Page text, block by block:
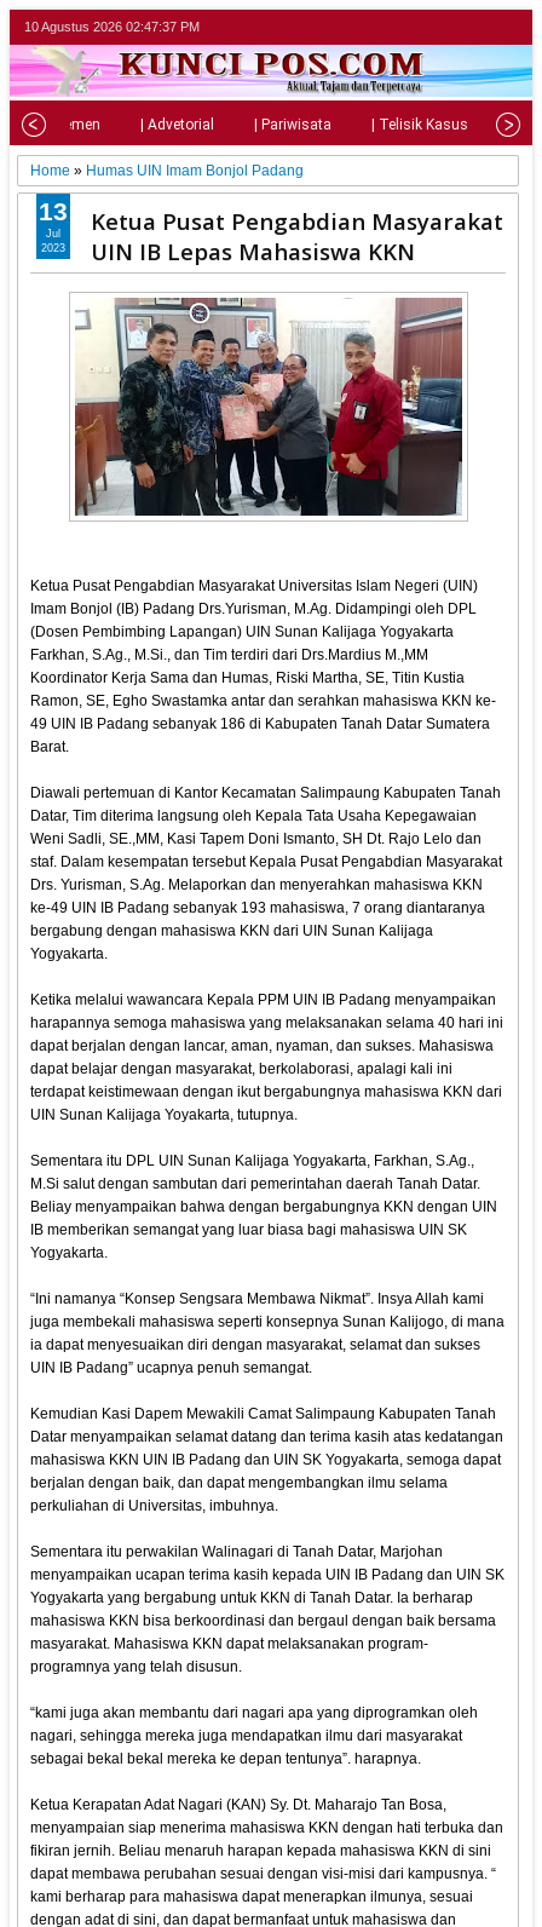
10 Agustus 2026 02:47:38 PM
| Parlemen | Advetorial | Pariwisata | Telisik Kasus |
Home » Humas UIN Imam Bonjol Padang
Ketua Pusat Pengabdian Masyarakat
UIN IB Lepas Mahasiswa KKN
Ketua Pusat Pengabdian Masyarakat Universitas Islam Negeri (UIN)
Imam Bonjol (IB) Padang Drs.Yurisman, M.Ag. Didampingi oleh DPL
(Dosen Pembimbing Lapangan) UIN Sunan Kalijaga Yogyakarta
Farkhan, S.Ag., M.Si., dan Tim terdiri dari Drs.Mardius M.,MM
Koordinator Kerja Sama dan Humas, Riski Martha, SE, Titin Kustia
Ramon, SE, Egho Swastamka antar dan serahkan mahasiswa KKN ke-
49 UIN IB Padang sebanyak 186 di Kabupaten Tanah Datar Sumatera
Barat.
Diawali pertemuan di Kantor Kecamatan Salimpaung Kabupaten Tanah
Datar, Tim diterima langsung oleh Kepala Tata Usaha Kepegawaian
Weni Sadli, SE.,MM, Kasi Tapem Doni Ismanto, SH Dt. Rajo Lelo dan
staf. Dalam kesempatan tersebut Kepala Pusat Pengabdian Masyarakat
Drs. Yurisman, S.Ag. Melaporkan dan menyerahkan mahasiswa KKN
ke-49 UIN IB Padang sebanyak 193 mahasiswa, 7 orang diantaranya
bergabung dengan mahasiswa KKN dari UIN Sunan Kalijaga
Yogyakarta.
Ketika melalui wawancara Kepala PPM UIN IB Padang menyampaikan
harapannya semoga mahasiswa yang melaksanakan selama 40 hari ini
dapat berjalan dengan lancar, aman, nyaman, dan sukses. Mahasiswa
dapat belajar dengan masyarakat, berkolaborasi, apalagi kali ini
terdapat keistimewaan dengan ikut bergabungnya mahasiswa KKN dari
UIN Sunan Kalijaga Yoyakarta, tutupnya.
Sementara itu DPL UIN Sunan Kalijaga Yogyakarta, Farkhan, S.Ag.,
M.Si salut dengan sambutan dari pemerintahan daerah Tanah Datar.
Beliay menyampaikan bahwa dengan bergabungnya KKN dengan UIN
IB memberikan semangat yang luar biasa bagi mahasiswa UIN SK
Yogyakarta.
“Ini namanya “Konsep Sengsara Membawa Nikmat”. Insya Allah kami
juga membekali mahasiswa seperti konsepnya Sunan Kalijogo, di mana
ia dapat menyesuaikan diri dengan masyarakat, selamat dan sukses
UIN IB Padang” ucapnya penuh semangat.
Kemudian Kasi Dapem Mewakili Camat Salimpaung Kabupaten Tanah
Datar menyampaikan selamat datang dan terima kasih atas kedatangan
mahasiswa KKN UIN IB Padang dan UIN SK Yogyakarta, semoga dapat
berjalan dengan baik, dan dapat mengembangkan ilmu selama
perkuliahan di Universitas, imbuhnya.
Sementara itu perwakilan Walinagari di Tanah Datar, Marjohan
menyampaikan ucapan terima kasih kepada UIN IB Padang dan UIN SK
Yogyakarta yang bergabung untuk KKN di Tanah Datar. Ia berharap
mahasiswa KKN bisa berkoordinasi dan bergaul dengan baik bersama
masyarakat. Mahasiswa KKN dapat melaksanakan program-
programnya yang telah disusun.
“kami juga akan membantu dari nagari apa yang diprogramkan oleh
nagari, sehingga mereka juga mendapatkan ilmu dari masyarakat
sebagai bekal bekal mereka ke depan tentunya”. harapnya.
Ketua Kerapatan Adat Nagari (KAN) Sy. Dt. Maharajo Tan Bosa,
menyampaian siap menerima mahasiswa KKN dengan hati terbuka dan
fikiran jernih. Beliau menaruh harapan kepada mahasiswa KKN di sini
dapat membawa perubahan sesuai dengan visi-misi dari kampusnya. “
kami berharap para mahasiswa dapat menerapkan ilmunya, sesuai
dengan adat di sini, dan dapat bermanfaat untuk mahasiswa dan
13
Jul
2023